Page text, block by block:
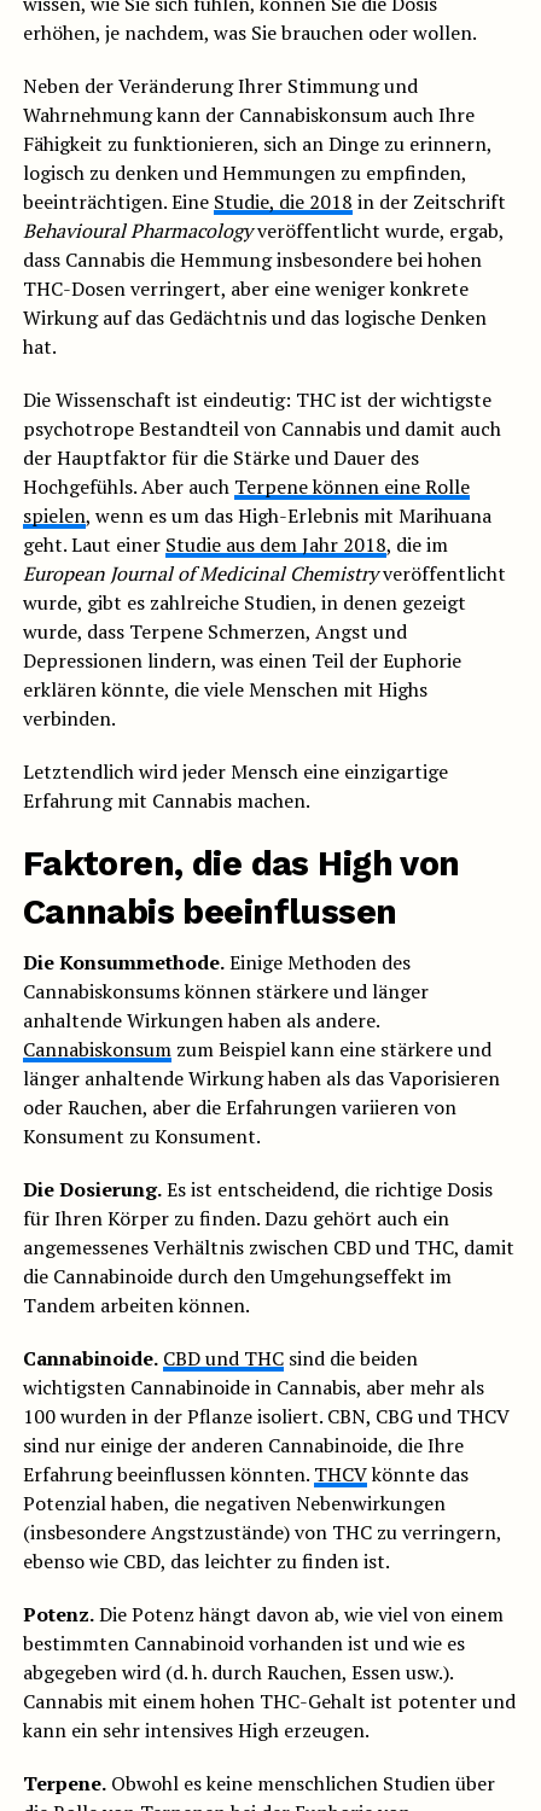
erhöhen, je nachdem, was Sie brauchen oder wollen.
Neben der Veränderung Ihrer Stimmung und
Wahrnehmung kann der Cannabiskonsum auch Ihre
Fähigkeit zu funktionieren, sich an Dinge zu erinnern,
logisch zu denken und Hemmungen zu empfinden,
beeinträchtigen. Eine Studie, die 2018 in der Zeitschrift
Behavioural Pharmacologyveröffentlicht wurde, ergab,
dass Cannabis die Hemmung insbesondere bei hohen
THC-Dosen verringert, aber eine weniger konkrete
Wirkung auf das Gedächtnis und das logische Denken
hat.
Die Wissenschaft ist eindeutig: THC ist der wichtigste
psychotrope Bestandteil von Cannabis und damit auch
der Hauptfaktor für die Stärke und Dauer des
Hochgefühls. Aber auch Terpene können eine Rolle
spielen, wenn es um das High-Erlebnis mit Marihuana
geht. Laut einer Studie aus dem Jahr 2018, die im
European Journal of Medicinal Chemistryveröffentlicht
wurde, gibt es zahlreiche Studien, in denen gezeigt
wurde, dass Terpene Schmerzen, Angst und
Depressionen lindern, was einen Teil der Euphorie
erklären könnte, die viele Menschen mit Highs
verbinden.
Letztendlich wird jeder Mensch eine einzigartige
Erfahrung mit Cannabis machen.
Faktoren, die das High von
Cannabis beeinflussen
Die Konsummethode.Einige Methoden des
Cannabiskonsums können stärkere und länger
anhaltende Wirkungen haben als andere.
Cannabiskonsumzum Beispiel kann eine stärkere und
länger anhaltende Wirkung haben als das Vaporisieren
oder Rauchen, aber die Erfahrungen variieren von
Konsument zu Konsument.
Die Dosierung.Es ist entscheidend, die richtige Dosis
für Ihren Körper zu finden. Dazu gehört auch ein
angemessenes Verhältnis zwischen CBD und THC, damit
die Cannabinoide durch den Umgehungseffekt im
Tandem arbeiten können.
Cannabinoide. CBD und THCsind die beiden
wichtigsten Cannabinoide in Cannabis, aber mehr als
100 wurden in der Pflanze isoliert. CBN, CBG und THCV
sind nur einige der anderen Cannabinoide, die Ihre
Erfahrung beeinflussen könnten. THCVkönnte das
Potenzial haben, die negativen Nebenwirkungen
(insbesondere Angstzustände) von THC zu verringern,
ebenso wie CBD, das leichter zu finden ist.
Potenz.Die Potenz hängt davon ab, wie viel von einem
bestimmten Cannabinoid vorhanden ist und wie es
abgegeben wird (d. h. durch Rauchen, Essen usw.).
Cannabis mit einem hohen THC-Gehalt ist potenter und
kann ein sehr intensives High erzeugen.
Terpene.Obwohl es keine menschlichen Studien über